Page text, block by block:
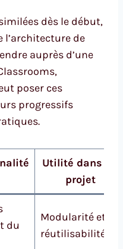
dès le début,
de
auprès d’une
poser ces
progressifs
Utilité dans un
projet
du
Modularité et
réutilisabilité